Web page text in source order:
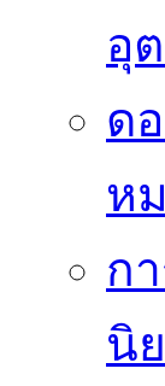
อุ
ด
ห
ก
นิ